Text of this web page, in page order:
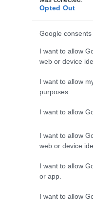
Opted Out
Google consents
I want to allow
web or device
I want to allow
purposes.
I want to allow
I want to allow
web or device
I want to allow
or app.
I want to allow
Με το
Το goLearn
Online